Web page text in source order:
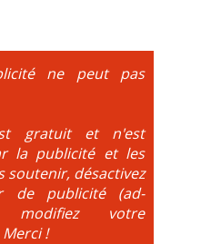
se passe sur le vélo.
navette ou remontée
la descente est indiquée
s'agit de bikeparks. Vélo
du corps obligatoires.
ne peut pas
gratuit et n'est
la publicité et les
soutenir, désactivez
de publicité (ad-
votre
Merci !